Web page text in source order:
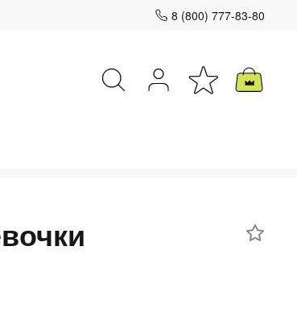
8 (800) 777-83-80